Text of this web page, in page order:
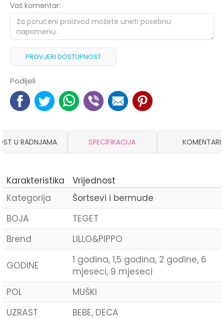
Vaš komentar:
PROVJERI DOSTUPNOST
Podijeli
U RADNJAMA SPECIFIKACIJA KOMENTARI
Karakteristika
Vrijednost
Kategorija
Šortsevi i bermude
BOJA
TEGET
Brend
LILLO&PIPPO
GODINE
1 godina, 1,5 godina, 2 godine, 6
mjeseci, 9 mjeseci
POL
MUŠKI
UZRAST
BEBE, DECA